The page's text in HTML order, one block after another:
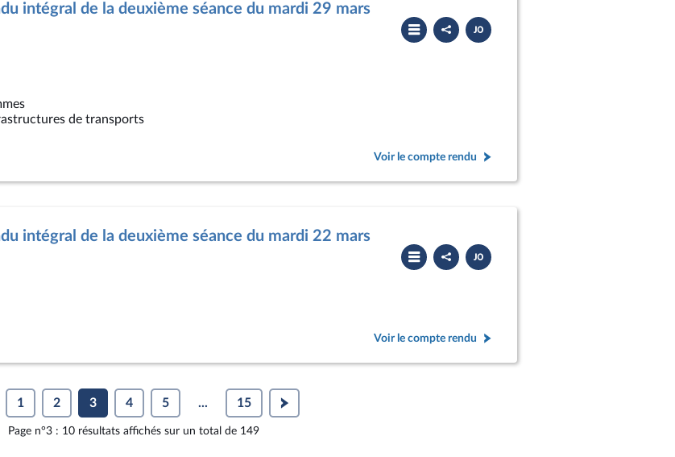
intégral de la deuxième séance du mardi 29 mars
Partager
le
compte
Télécharger
le
PDF
de transports
Voir le compte rendu
intégral de la deuxième séance du mardi 22 mars
Partager
le
compte
Télécharger
le
PDF
Voir le compte rendu
1 2 3 4 5 ... 15
Page n°3 : 10 résultats affichés sur un total de 149